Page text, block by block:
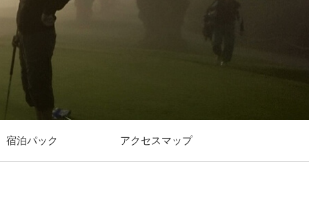
宿泊パック アクセスマップ